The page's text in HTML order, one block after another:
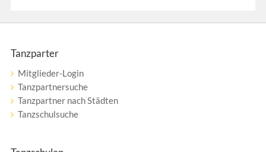
Tanzparter
Mitglieder-Login
Tanzpartnersuche
Tanzpartner nach Städten
Tanzschulsuche